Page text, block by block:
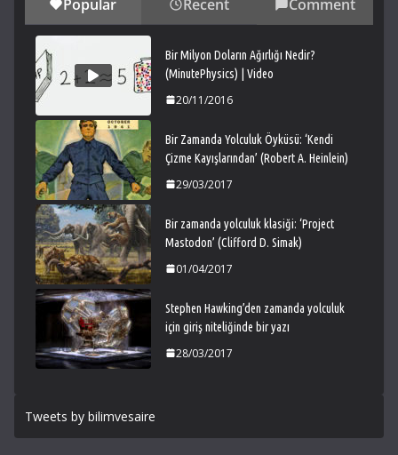
Popular Recent Comment
Bir Milyon Doların Ağırlığı Nedir?
(MinutePhysics) | Video
20/11/2016
Bir Zamanda Yolculuk Öyküsü: ‘Kendi
Çizme Kayışlarından’ (Robert A. Heinlein)
29/03/2017
Bir zamanda yolculuk klasiği: ‘Project
Mastodon’ (Clifford D. Simak)
01/04/2017
Stephen Hawking’den zamanda yolculuk
için giriş niteliğinde bir yazı
28/03/2017
Tweets by bilimvesaire